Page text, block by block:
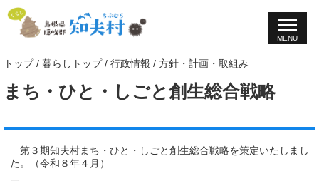
このページの本文へ
MENU
現
の
位
トップ/ 暮らしトップ/ 行政情報 / 方針・計画・取組み
まち・ひと・しごと創生総合戦略
第３期知夫村まち・ひと・しごと創生総合戦略を策定いたしまし
た。（令和８年４月）